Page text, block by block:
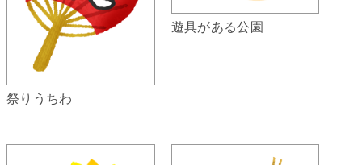
祭りうちわ
遊具がある公園